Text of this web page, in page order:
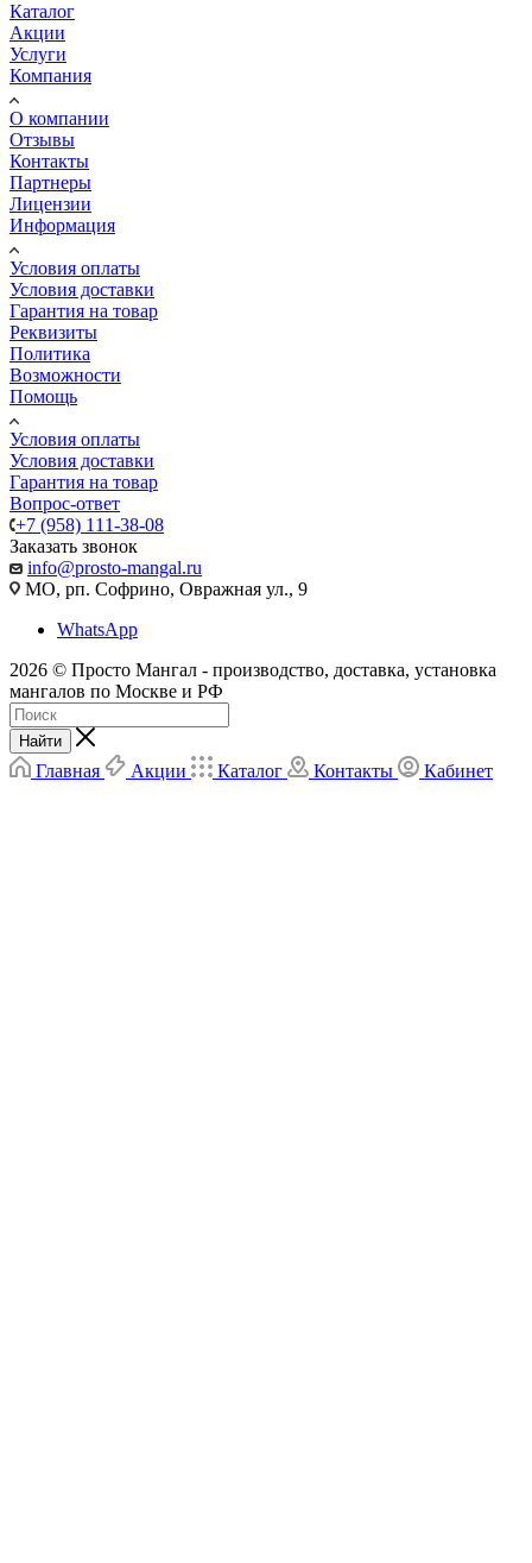
Каталог
Акции
Услуги
Компания
О компании
Отзывы
Контакты
Партнеры
Лицензии
Информация
Условия оплаты
Условия доставки
Гарантия на товар
Реквизиты
Политика
Возможности
Помощь
Условия оплаты
Условия доставки
Гарантия на товар
Вопрос-ответ
+7 (958) 111-38-08
Заказать звонок
info@prosto-mangal.ru
МО, рп. Софрино, Овражная ул., 9
WhatsApp
2026 © Просто Мангал - производство, доставка, установка
мангалов по Москве и РФ
Найти
Главная Акции Каталог Контакты Кабинет